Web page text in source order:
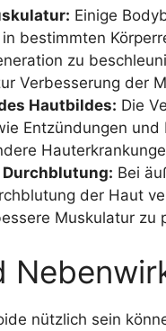
Einige
bestimmten
zu
Verbesserung der
Hautbildes: Die
Entzündungen
Bei
der Haut
Muskulatur zu
nützlich sein